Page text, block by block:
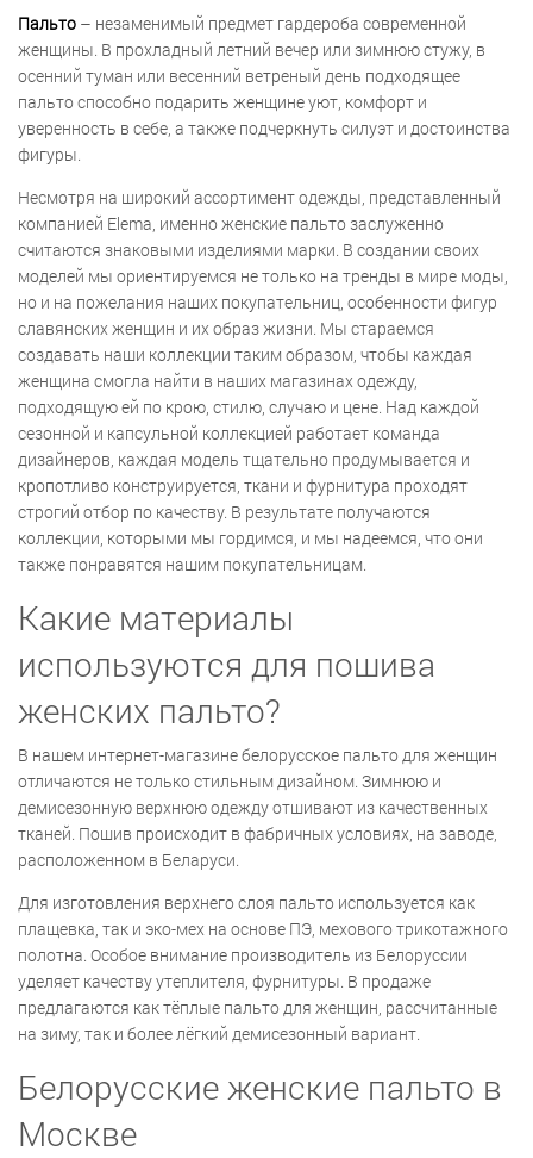
Пальто – незаменимый предмет гардероба современной
женщины. В прохладный летний вечер или зимнюю стужу, в
осенний туман или весенний ветреный день подходящее
пальто способно подарить женщине уют, комфорт и
уверенность в себе, а также подчеркнуть силуэт и достоинства
фигуры.
Несмотря на широкий ассортимент одежды, представленный
компанией Elema, именно женские пальто заслуженно
считаются знаковыми изделиями марки. В создании своих
моделей мы ориентируемся не только на тренды в мире моды,
но и на пожелания наших покупательниц, особенности фигур
славянских женщин и их образ жизни. Мы стараемся
создавать наши коллекции таким образом, чтобы каждая
женщина смогла найти в наших магазинах одежду,
подходящую ей по крою, стилю, случаю и цене. Над каждой
сезонной и капсульной коллекцией работает команда
дизайнеров, каждая модель тщательно продумывается и
кропотливо конструируется, ткани и фурнитура проходят
строгий отбор по качеству. В результате получаются
коллекции, которыми мы гордимся, и мы надеемся, что они
также понравятся нашим покупательницам.
Какие материалы
используются для пошива
женских пальто?
В нашем интернет-магазине белорусское пальто для женщин
отличаются не только стильным дизайном. Зимнюю и
демисезонную верхнюю одежду отшивают из качественных
тканей. Пошив происходит в фабричных условиях, на заводе,
расположенном в Беларуси.
Для изготовления верхнего слоя пальто используется как
плащевка, так и эко-мех на основе ПЭ, мехового трикотажного
полотна. Особое внимание производитель из Белоруссии
уделяет качеству утеплителя, фурнитуры. В продаже
предлагаются как тёплые пальто для женщин, рассчитанные
на зиму, так и более лёгкий демисезонный вариант.
Белорусские женские пальто в
Москве